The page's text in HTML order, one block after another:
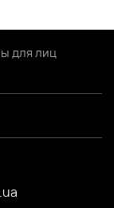
для лиц